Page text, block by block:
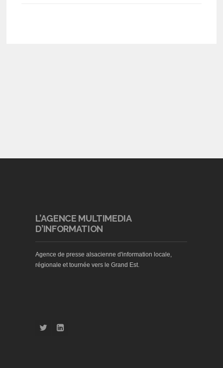
L’AGENCE MULTIMEDIA
D’INFORMATION
Agence de presse alsacienne d'information locale,
régionale et tournée vers le Grand Est.